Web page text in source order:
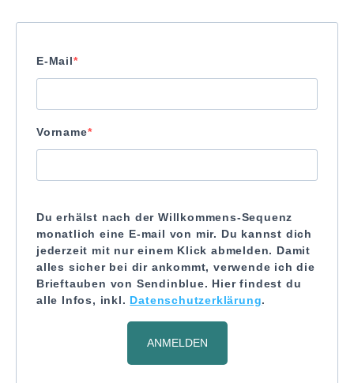
E-Mail
Vorname
Du erhälst nach der Willkommens-Sequenz
monatlich eine E-mail von mir. Du kannst dich
jederzeit mit nur einem Klick abmelden. Damit
alles sicher bei dir ankommt, verwende ich die
Brieftauben von Sendinblue. Hier findest du
alle Infos, inkl. Datenschutzerklärung.
ANMELDEN